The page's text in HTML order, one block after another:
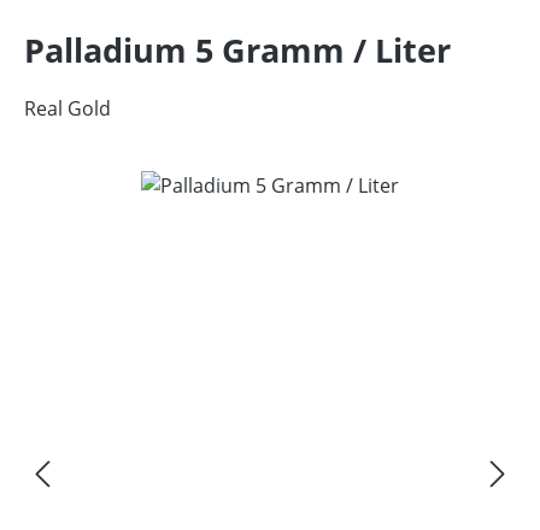
Palladium 5 Gramm / Liter
Real Gold
Bildergalerie überspringen